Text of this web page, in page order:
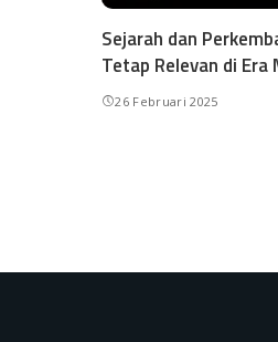
Sejarah dan
Tetap Relevan di Era
26 Februari 2025